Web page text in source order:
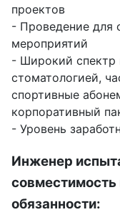
проектов
- Проведение для
мероприятий
- Широкий спектр
стоматологией,
спортивные
корпоративный
- Уровень
Инженер
совместимость
обязанности: